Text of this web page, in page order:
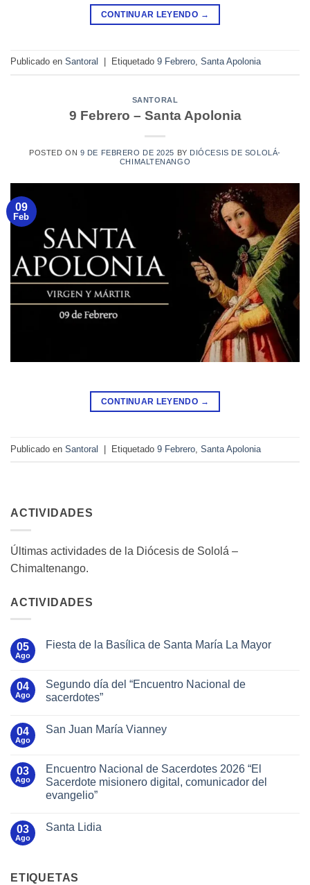
CONTINUAR LEYENDO →
Publicado en Santoral Etiquetado 9 Febrero, Santa Apolonia
SANTORAL
9 Febrero – Santa Apolonia
POSTED ON 9 DE FEBRERO DE 2025 BY DIÓCESIS DE SOLOLÁ-
CHIMALTENANGO
09
Feb
CONTINUAR LEYENDO →
Publicado en Santoral | Etiquetado 9 Febrero Santa Apolonia
ACTIVIDADES
Últimas actividades de la Diócesis de Sololá –
Chimaltenango.
ACTIVIDADES
05
Ago
Fiesta de la Basílica de Santa María La Mayor
04
Ago
Segundo día del “Encuentro Nacional de
sacerdotes”
04
Ago
San Juan María Vianney
03
Ago
Encuentro Nacional de Sacerdotes 2026 “El
Sacerdote misionero digital, comunicador del
evangelio”
03
Ago
Santa Lidia
ETIQUETAS